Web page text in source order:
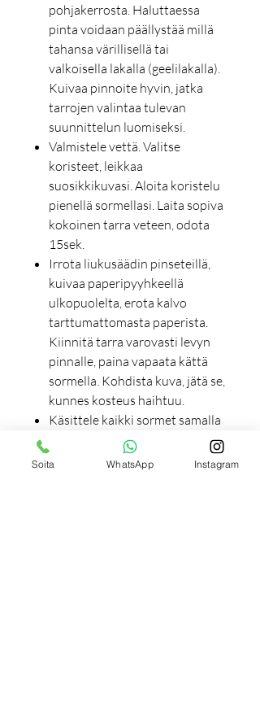
pohjakerrosta. Haluttaessa
pinta voidaan päällystää millä
tahansa värillisellä tai
valkoisella lakalla (geelilakalla).
Kuivaa pinnoite hyvin, jatka
tarrojen valintaa tulevan
suunnittelun luomiseksi.
Valmistele vettä. Valitse
koristeet, leikkaa
suosikkikuvasi. Aloita koristelu
pienellä sormellasi. Laita sopiva
kokoinen tarra veteen, odota
15sek.
Irrota liukusäädin pinseteillä,
kuivaa paperipyyhkeellä
ulkopuolelta, erota kalvo
tarttumattomasta paperista.
Kiinnitä tarra varovasti levyn
pinnalle, paina vapaata kättä
sormella. Kohdista kuva, jätä se,
kunnes kosteus haihtuu.
Käsittele kaikki sormet samalla
Sen jälkeen viimeistelylakkaa
Soita WhatsApp Instagram